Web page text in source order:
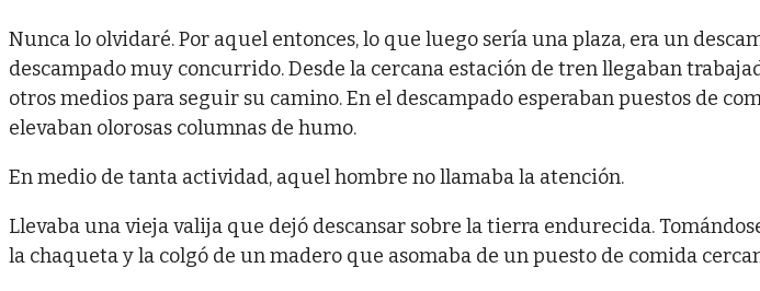
Nunca lo olvidaré. Por aquel entonces, lo que luego sería una plaza, era un
descampado muy concurrido. Desde la cercana estación de tren llegaban
otros medios para seguir su camino. En el descampado esperaban puestos de
elevaban olorosas columnas de humo.
En medio de tanta actividad, aquel hombre no llamaba la atención.
Llevaba una vieja valija que dejó descansar sobre la tierra endurecida.
la chaqueta y la colgó de un madero que asomaba de un puesto de comida